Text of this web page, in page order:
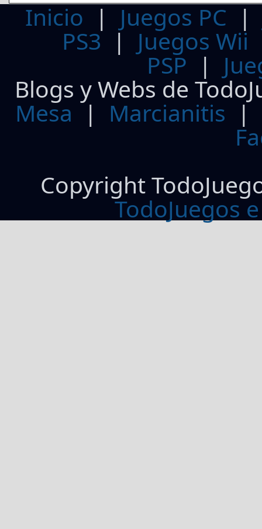
Inicio | Juegos PC
PS3| Juegos Wii
PSP |
Blogs y Webs de
Mesa | Marcianitis |
Copyright
TodoJuegos